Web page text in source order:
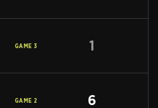
GAME 3 1
GAME 2 6